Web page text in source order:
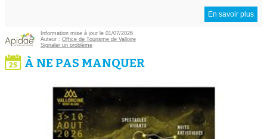
En savoir plus
Information mise à jour le 01/07/2026
Auteur : Office de Tourisme de Valloire
Signaler un problème
À NE PAS MANQUER